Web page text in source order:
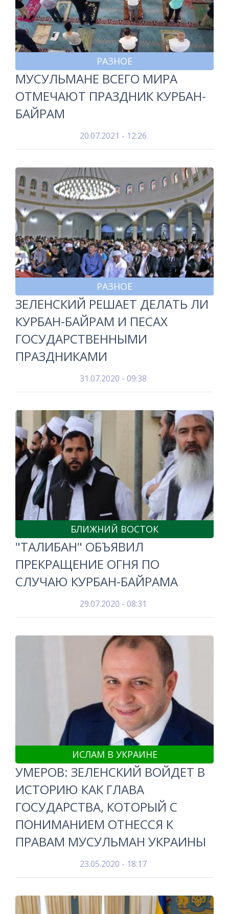
РАЗНОЕ
МУСУЛЬМАНЕ ВСЕГО МИРА
ОТМЕЧАЮТ ПРАЗДНИК КУРБАН-
БАЙРАМ
20.07.2021 - 12:26
РАЗНОЕ
ЗЕЛЕНСКИЙ РЕШАЕТ ДЕЛАТЬ ЛИ
КУРБАН-БАЙРАМ И ПЕСАХ
ГОСУДАРСТВЕННЫМИ
ПРАЗДНИКАМИ
31.07.2020 - 09:38
БЛИЖНИЙ ВОСТОК
"ТАЛИБАН" ОБЪЯВИЛ
ПРЕКРАЩЕНИЕ ОГНЯ ПО
СЛУЧАЮ КУРБАН-БАЙРАМА
29.07.2020 - 08:31
ИСЛАМ В УКРАИНЕ
УМЕРОВ: ЗЕЛЕНСКИЙ ВОЙДЕТ В
ИСТОРИЮ КАК ГЛАВА
ГОСУДАРСТВА, КОТОРЫЙ С
ПОНИМАНИЕМ ОТНЕССЯ К
ПРАВАМ МУСУЛЬМАН УКРАИНЫ
23.05.2020 - 18:17